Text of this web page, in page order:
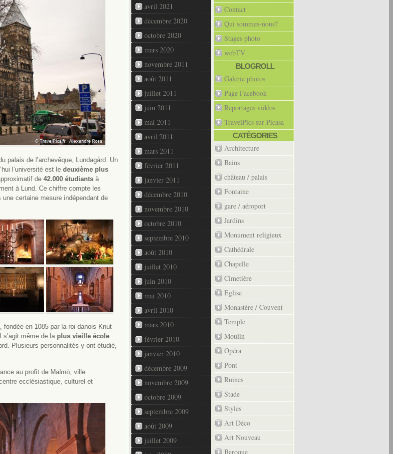
palais de l’archevêque, Lundagård. Un
l’université est le deuxième plus
de 42.000 étudiants à
à Lund. Ce chiffre compte les
une certaine mesure indépendant de
, fondée en 1085 par la roi danois Knut
s’agit même de la plus vieille école
Plusieurs personnalités y ont étudié,
au profit de Malmö, ville
ecclésiastique, culturel et
avril 2021
décembre 2020
octobre 2020
mars 2020
novembre 2011
août 2011
juillet 2011
juin 2011
mai 2011
avril 2011
mars 2011
février 2011
janvier 2011
décembre 2010
novembre 2010
octobre 2010
septembre 2010
août 2010
juillet 2010
juin 2010
mai 2010
avril 2010
mars 2010
février 2010
janvier 2010
décembre 2009
novembre 2009
octobre 2009
septembre 2009
août 2009
juillet 2009
Contact
Qui sommes-nous?
Stages photo
webTV
BLOGROLL
Galerie photos
Page Facebook
Reportages vidéos
TravelPics sur Picasa
CATÉGORIES
Architecture
Bains
château / palais
Fontaine
gare / aéroport
Jardins
Monument religieux
Cathédrale
Chapelle
Cimetière
Eglise
Monastère / Couvent
Temple
Moulin
Opéra
Pont
Ruines
Stade
Styles
Art Déco
Art Nouveau
Baroque